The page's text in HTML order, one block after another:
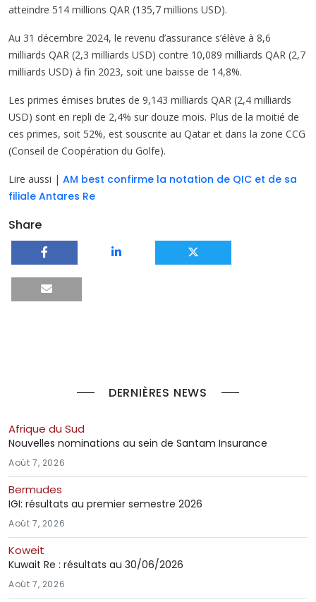
atteindre 514 millions QAR (135,7 millions USD).
Au 31 décembre 2024, le revenu d’assurance s’élève à 8,6
milliards QAR (2,3 milliards USD) contre 10,089 milliards QAR (2,7
milliards USD) à fin 2023, soit une baisse de 14,8%.
Les primes émises brutes de 9,143 milliards QAR (2,4 milliards
USD) sont en repli de 2,4% sur douze mois. Plus de la moitié de
ces primes, soit 52%, est souscrite au Qatar et dans la zone CCG
(Conseil de Coopération du Golfe).
Lire aussi | AM best confirme la notation de QIC et de sa
filiale Antares Re
Share
DERNIÈRES NEWS
Afrique du Sud
Nouvelles nominations au sein de Santam Insurance
Août 7, 2026
Bermudes
IGI: résultats au premier semestre 2026
Août 7, 2026
Koweit
Kuwait Re : résultats au 30/06/2026
Août 7, 2026